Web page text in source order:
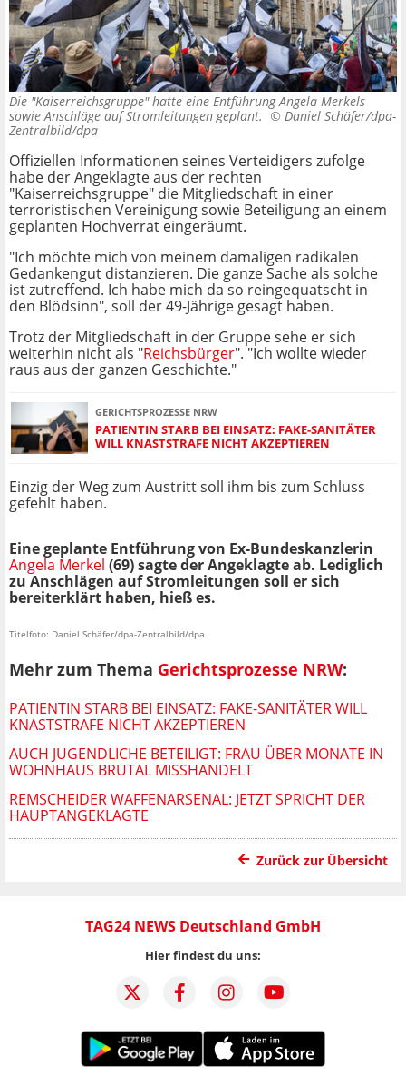
Die "Kaiserreichsgruppe" hatte eine Entführung Angela Merkels
sowie Anschläge auf Stromleitungen geplant. © Daniel Schäfer/dpa-
Zentralbild/dpa
Offiziellen Informationen seines Verteidigers zufolge
habe der Angeklagte aus der rechten
"Kaiserreichsgruppe" die Mitgliedschaft in einer
terroristischen Vereinigung sowie Beteiligung an einem
geplanten Hochverrat eingeräumt.
"Ich möchte mich von meinem damaligen radikalen
Gedankengut distanzieren. Die ganze Sache als solche
ist zutreffend. Ich habe mich da so reingequatscht in
den Blödsinn", soll der 49-Jährige gesagt haben.
Trotz der Mitgliedschaft in der Gruppe sehe er sich
weiterhin nicht als "Reichsbürger". "Ich wollte wieder
raus aus der ganzen Geschichte."
GERICHTSPROZESSE NRW
PATIENTIN STARB BEI EINSATZ: FAKE-SANITÄTER
WILL KNASTSTRAFE NICHT AKZEPTIEREN
Einzig der Weg zum Austritt soll ihm bis zum Schluss
gefehlt haben.
Eine geplante Entführung von Ex-Bundeskanzlerin
Angela Merkel (69) sagte der Angeklagte ab. Lediglich
zu Anschlägen auf Stromleitungen soll er sich
bereiterklärt haben, hieß es.
Titelfoto: Daniel Schäfer/dpa-Zentralbild/dpa
Mehr zum Thema Gerichtsprozesse NRW:
PATIENTIN STARB BEI EINSATZ: FAKE-SANITÄTER WILL
KNASTSTRAFE NICHT AKZEPTIEREN
AUCH JUGENDLICHE BETEILIGT: FRAU ÜBER MONATE IN
WOHNHAUS BRUTAL MISSHANDELT
REMSCHEIDER WAFFENARSENAL: JETZT SPRICHT DER
HAUPTANGEKLAGTE
Zurück zur Übersicht
TAG24 NEWS Deutschland GmbH
Hier findest du uns: